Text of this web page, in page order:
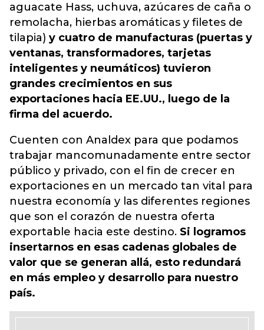
aguacate Hass, uchuva, azúcares de caña o
remolacha, hierbas aromáticas y filetes de
tilapia) y cuatro de manufacturas (puertas y
ventanas, transformadores, tarjetas
inteligentes y neumáticos) tuvieron
grandes crecimientos en sus
exportaciones hacia EE.UU., luego de la
firma del acuerdo.
Cuenten con Analdex para que podamos
trabajar mancomunadamente entre sector
público y privado, con el fin de crecer en
exportaciones en un mercado tan vital para
nuestra economía y las diferentes regiones
que son el corazón de nuestra oferta
exportable hacia este destino. Si logramos
insertarnos en esas cadenas globales de
valor que se generan allá, esto redundará
en más empleo y desarrollo para nuestro
país.